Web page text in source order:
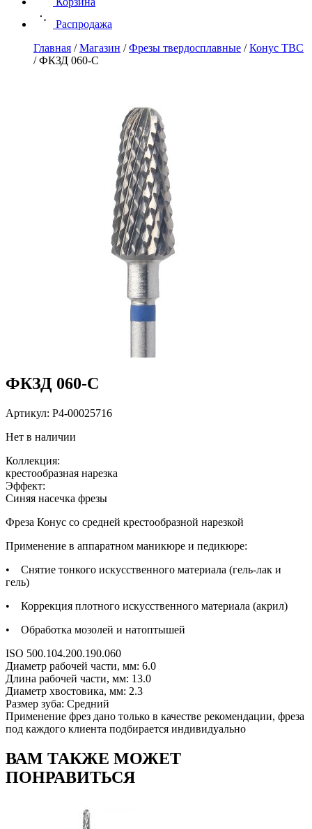
Распродажа
Главная /Магазин /Фрезы твердосплавные /Конус ТВС
/ФКЗД 060-С
ФКЗД 060-С
Артикул: P4-00025716
Нет в наличии
Коллекция:
крестообразная нарезка
Эффект:
Cиняя насечка фрезы
Фреза Конус со средней крестообразной нарезкой
Применение в аппаратном маникюре и педикюре:
• Снятие тонкого искусственного материала (гель-лак и
гель)
• Коррекция плотного искусственного материала (акрил)
• Обработка мозолей и натоптышей
ISO 500.104.200.190.060
Диаметр рабочей части, мм: 6.0
Длина рабочей части, мм: 13.0
Диаметр хвостовика, мм: 2.3
Размер зуба: Средний
Применение фрез дано только в качестве рекомендации, фреза
под каждого клиента подбирается индивидуально
ВАМ ТАКЖЕ МОЖЕТ
ПОНРАВИТЬСЯ